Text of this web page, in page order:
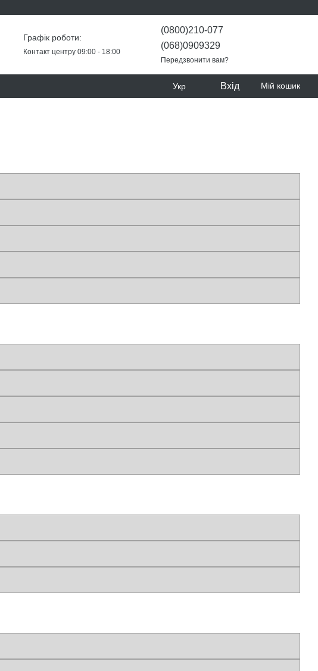
Графік роботи:
Контакт центру 09:00 - 18:00
(0800)210-077
(068)0909329
Передзвонити вам?
Укр Вхід Мій кошик